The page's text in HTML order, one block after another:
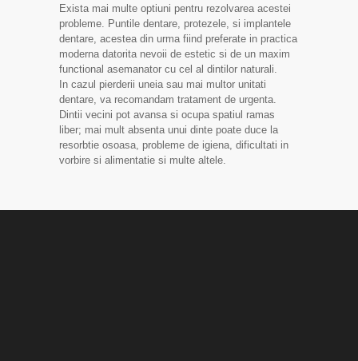
Exista mai multe optiuni pentru rezolvarea acestei
probleme. Puntile dentare, protezele, si implantele
dentare, acestea din urma fiind preferate in practica
moderna datorita nevoii de estetic si de un maxim
functional asemanator cu cel al dintilor naturali.
In cazul pierderii uneia sau mai multor unitati
dentare, va recomandam tratament de urgenta.
Dintii vecini pot avansa si ocupa spatiul ramas
liber; mai mult absenta unui dinte poate duce la
resorbtie osoasa, probleme de igiena, dificultati in
vorbire si alimentatie si multe altele.